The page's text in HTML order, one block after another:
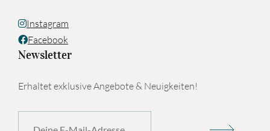
Instagram
Facebook
Newsletter
Erhaltet exklusive Angebote & Neuigkeiten!